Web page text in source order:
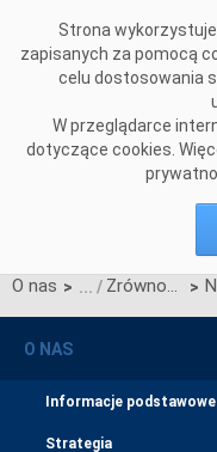
Strona
zapisanych za pomocą
celu dostosowania
W przeglądarce
dotyczące cookies.
O nas > Zrównoważony rozwój >
O NAS
Informacje podstawowe
Strategia